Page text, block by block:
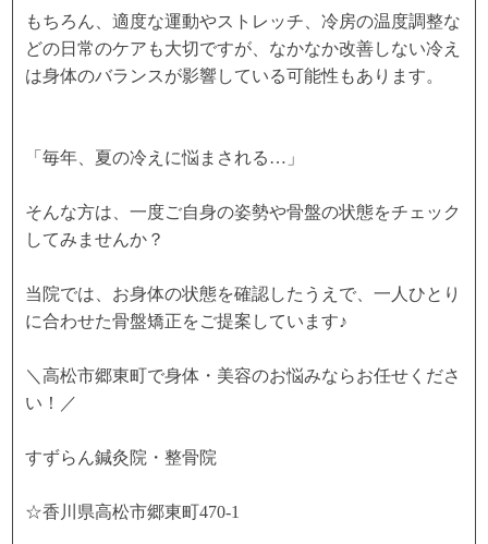
もちろん、適度な運動やストレッチ、冷房の温度調整な
どの日常のケアも大切ですが、なかなか改善しない冷え
は身体のバランスが影響している可能性もあります。
「毎年、夏の冷えに悩まされる…」
そんな方は、一度ご自身の姿勢や骨盤の状態をチェック
してみませんか？
当院では、お身体の状態を確認したうえで、一人ひとり
に合わせた骨盤矯正をご提案しています♪
＼高松市郷東町で身体・美容のお悩みならお任せくださ
い！／
すずらん鍼灸院・整骨院
☆香川県高松市郷東町470-1